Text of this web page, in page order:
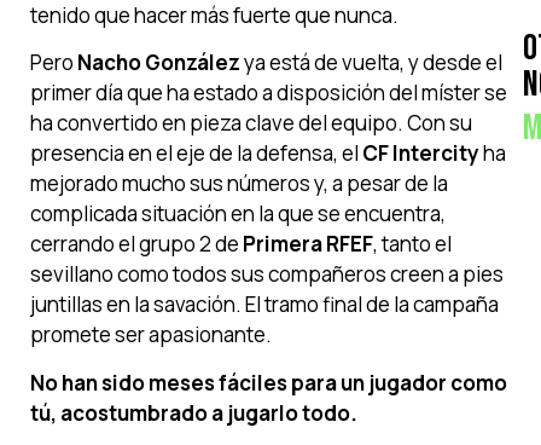
tenido que hacer más fuerte que nunca.
Pero Nacho Gonzálezya está de vuelta, y desde el
primer día que ha estado a disposición del míster se
ha convertido en pieza clave del equipo. Con su
presencia en el eje de la defensa, el CF Intercityha
mejorado mucho sus números y, a pesar de la
complicada situación en la que se encuentra,
cerrando el grupo 2 de Primera RFEF, tanto el
sevillano como todos sus compañeros creen a pies
juntillas en la savación. El tramo final de la campaña
promete ser apasionante.
No han sido meses fáciles para un jugador como
tú, acostumbrado a jugarlo todo.